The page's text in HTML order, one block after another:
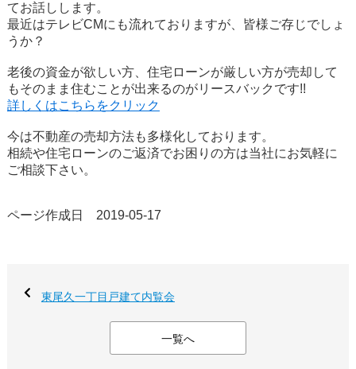
てお話しします。
最近はテレビCMにも流れておりますが、皆様ご存じでしょ
うか？
老後の資金が欲しい方、住宅ローンが厳しい方が売却して
もそのまま住むことが出来るのがリースバックです!!
詳しくはこちらをクリック
今は不動産の売却方法も多様化しております。
相続や住宅ローンのご返済でお困りの方は当社にお気軽に
ご相談下さい。
ページ作成日 2019-05-17
東尾久一丁目戸建て内覧会
一覧へ